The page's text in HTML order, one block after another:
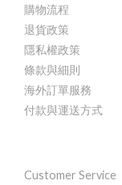
購物流程
退貨政策
隱私權政策
條款與細則
海外訂單服務
付款與運送方式
Customer Service